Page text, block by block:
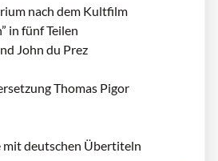
nach dem Kultfilm
in fünf Teilen
John du Prez
Thomas Pigor
mit deutschen Übertiteln